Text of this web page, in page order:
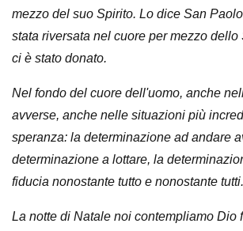
mezzo del suo Spirito. Lo dice San
stata riversata nel cuore per mezzo dello
ci è stato donato.
Nel fondo del cuore dell'uomo, anche
avverse, anche nelle situazioni più
speranza: la determinazione ad andare
determinazione a lottare, la
fiducia nonostante tutto e nonostante tutti.
La notte di Natale noi contempliamo Dio